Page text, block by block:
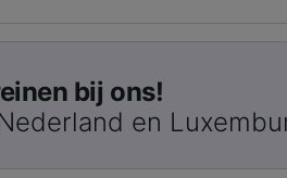
bij ons!
en